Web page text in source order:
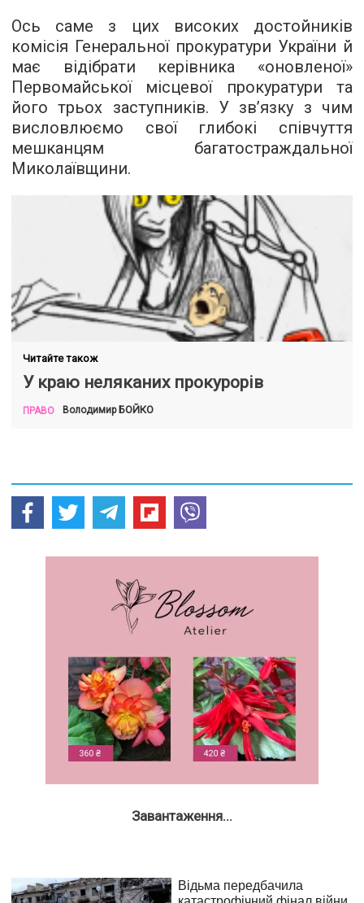
Ось саме з цих високих достойників
комісія Генеральної прокуратури України й
має відібрати керівника «оновленої»
Первомайської місцевої прокуратури та
його трьох заступників. У зв’язку з чим
висловлюємо свої глибокі співчуття
мешканцям багатостраждальної
Миколаївщини.
Читайте також
У краю неляканих прокурорів
ПРАВО ВолодимирБОЙКО
Завантаження...